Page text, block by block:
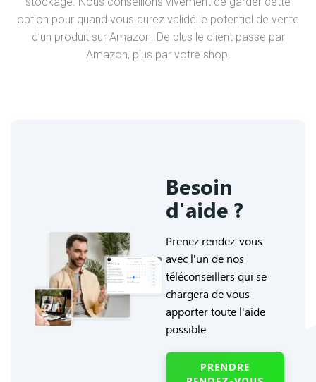
option pour quand vous aurez validé le potentiel de vente
d’un produit sur Amazon. De plus le client passe par
Amazon, plus par votre shop.
Besoin
d'aide ?
Prenez rendez-vous
avec l'un de nos
téléconseillers qui se
chargera de vous
apporter toute l'aide
possible.
PRENDRE